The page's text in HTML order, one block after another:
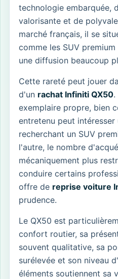
technologie embarquée,
valorisante et de
marché français, il se
comme les SUV
une diffusion beaucoup
Cette rareté peut jouer
d'un rachat Infiniti QX50.
exemplaire propre, bien
entretenu peut intéresser
recherchant un SUV
l'autre, le nombre
mécaniquement plus
conduire certains
offre de reprise voiture
prudence.
Le QX50 est
confort routier, sa
souvent qualitative, sa
surélevée et son niveau
éléments soutiennent sa